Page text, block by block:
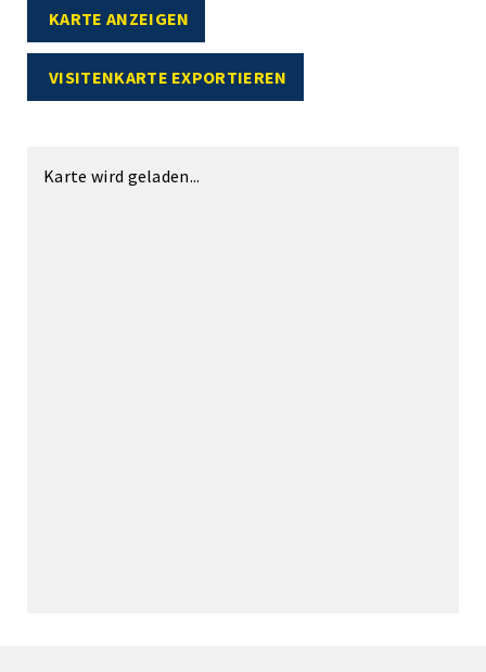
KARTE ANZEIGEN
VISITENKARTE EXPORTIEREN
Karte wird geladen...